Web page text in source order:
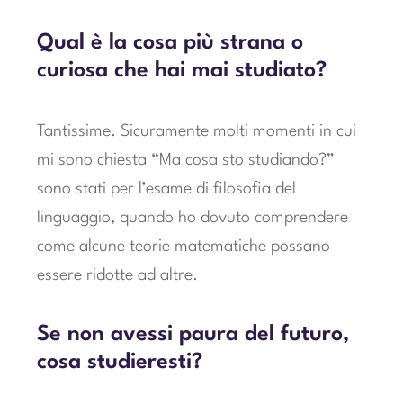
Qual è la cosa più strana o
curiosa che hai mai studiato?
Tantissime. Sicuramente molti momenti in cui
mi sono chiesta “Ma cosa sto studiando?”
sono stati per l’esame di filosofia del
linguaggio, quando ho dovuto comprendere
come alcune teorie matematiche possano
essere ridotte ad altre.
Se non avessi paura del futuro,
cosa studieresti?